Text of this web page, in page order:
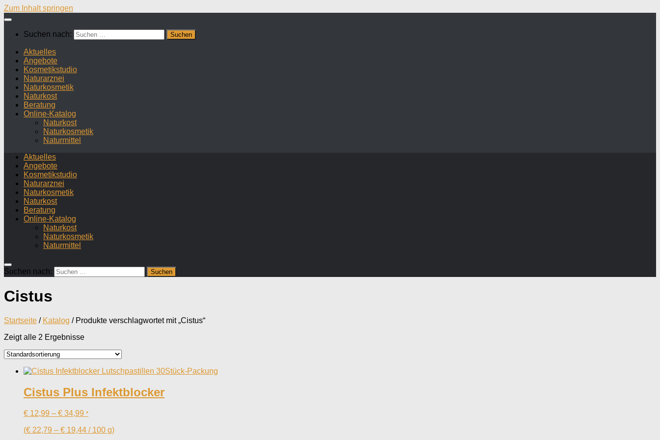
Zum Inhalt springen
Suchen nach:
Aktuelles
Angebote
Kosmetikstudio
Naturarznei
Naturkosmetik
Naturkost
Beratung
Online-Katalog
Naturkost
Naturkosmetik
Naturmittel
Aktuelles
Angebote
Kosmetikstudio
Naturarznei
Naturkosmetik
Naturkost
Beratung
Online-Katalog
Naturkost
Naturkosmetik
Naturmittel
Suchen nach:
Cistus
Startseite / Katalog / Produkte verschlagwortet mit „Cistus“
Zeigt alle 2 Ergebnisse
Cistus Plus Infektblocker
€ 12,99 – € 34,99 *
(€ 22,79 – € 19,44 / 100 g)